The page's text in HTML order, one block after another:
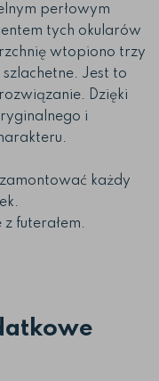
perłowym
tych okularów
wtopiono trzy
Jest to
Dzięki
i
każdy
futerałem.